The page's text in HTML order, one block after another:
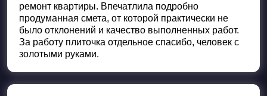
ремонт квартиры. Впечатлила подробно
продуманная смета, от которой практически не
было отклонений и качество выполненных работ.
За работу плиточка отдельное спасибо, человек с
золотыми руками.